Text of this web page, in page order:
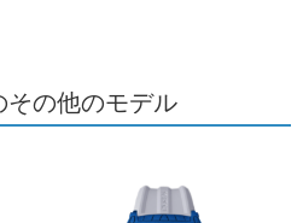
その他のモデル